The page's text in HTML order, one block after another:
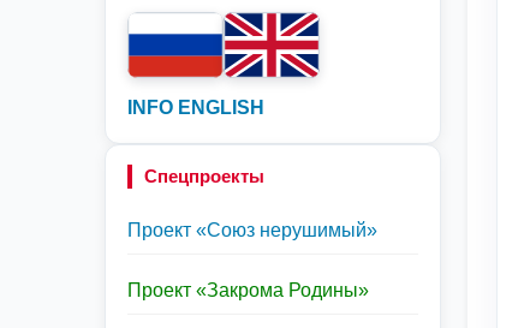
INFO ENGLISH
Спецпроекты
Проект «Союз нерушимый»
Проект «Закрома Родины»